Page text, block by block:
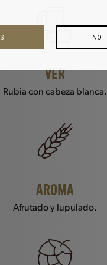
VER
Rubia con cabeza blanca.
AROMA
Afrutado y lupulado.
NO
SI